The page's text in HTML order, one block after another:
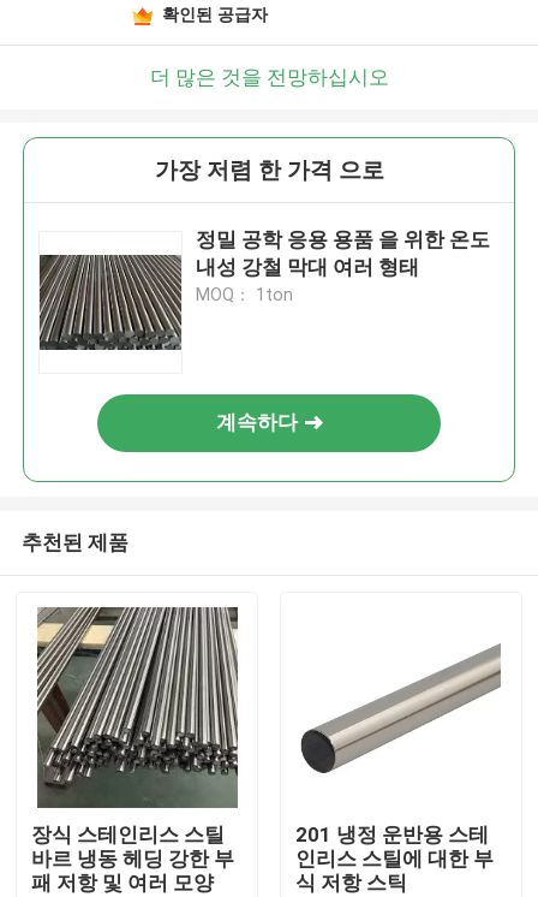
확인된 공급자
더 많은 것을 전망하십시오
가장 저렴 한 가격 으로
정밀 공학 응용 용품 을 위한 온도
내성 강철 막대 여러 형태
MOQ： 1ton
계속하다
추천된 제품
장식 스테인리스 스틸
바르 냉동 헤딩 강한 부
패 저항 및 여러 모양
201 냉정 운반용 스테
인리스 스틸에 대한 부
식 저항 스틱